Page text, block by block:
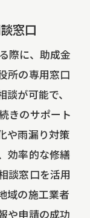
窓口
際に、助成金
所の専用窓口
が可能で、
きのサポート
や雨漏り対策
効率的な修繕
談窓口を活用
域の施工業者
や申請の成功